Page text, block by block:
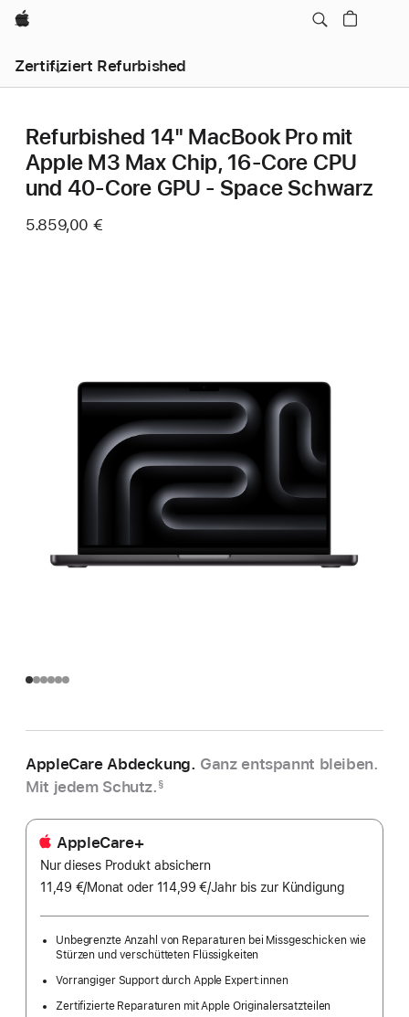
Apple
Zertifiziert Refurbished
Refurbished 14" MacBook Pro mit
Apple M3 Max Chip, 16‑Core CPU
und 40‑Core GPU - Space Schwarz
5.859,00 €
AppleCare Abdeckung. Ganz entspannt bleiben.
Mit jedem Schutz. §
AppleCare+
Nur dieses Produkt absichern
11,49 €/Monat pro
oder 114,99 €/Jahr Pro
bis zur Kündigung
Unbegrenzte Anzahl von Reparaturen bei Missgeschicken wie
Stürzen und verschütteten Flüssigkeiten
Vorrangiger Support durch Apple Expert:innen
Zertifizierte Reparaturen mit Apple Originalersatzteilen